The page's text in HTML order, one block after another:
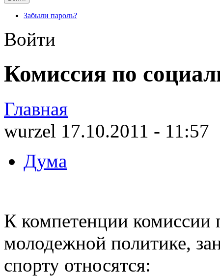
Забыли пароль?
Войти
Комиссия по
Главная
wurzel 17.10.2011 - 11:57
Дума
К компетенции комиссии
молодежной политике,
спорту относятся: